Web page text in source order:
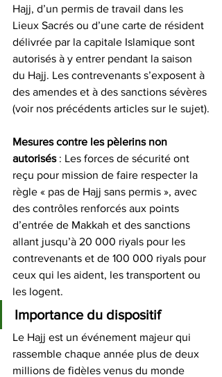
Hajj, d’un permis de travail dans les
Lieux Sacrés ou d’une carte de résident
délivrée par la capitale Islamique sont
autorisés à y entrer pendant la saison
du Hajj. Les contrevenants s’exposent à
des amendes et à des sanctions sévères
(voir nos précédents articles sur le sujet).
Mesures contre les pèlerins non
autorisés : Les forces de sécurité ont
reçu pour mission de faire respecter la
règle « pas de Hajj sans permis », avec
des contrôles renforcés aux points
d’entrée de Makkah et des sanctions
allant jusqu’à 20 000 riyals pour les
contrevenants et de 100 000 riyals pour
ceux qui les aident, les transportent ou
les logent.
Importance du dispositif
Le Hajj est un événement majeur qui
rassemble chaque année plus de deux
millions de fidèles venus du monde